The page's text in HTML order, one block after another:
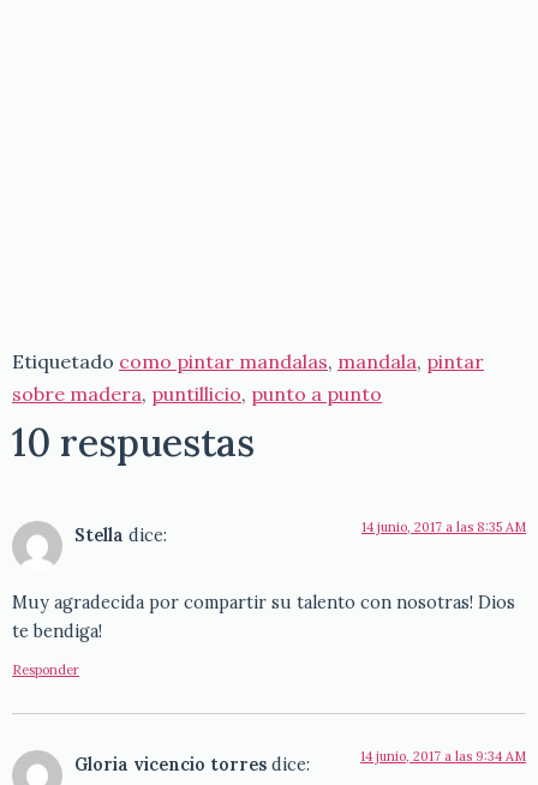
Etiquetado como pintar mandalas, mandala, pintar
sobre madera, puntillicio, punto a punto
10 respuestas
Stella dice: 14 junio, 2017 a las 8:35 AM
Muy agradecida por compartir su talento con nosotras! Dios
te bendiga!
Responder
Gloria vicencio torres dice: 14 junio, 2017 a las 9:34 AM